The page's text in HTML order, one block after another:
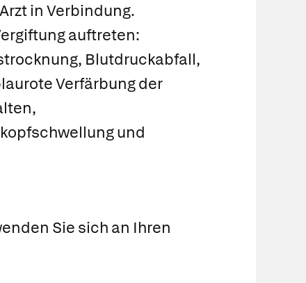
in Verbindung.
auftreten:
Blutdruckabfall,
Verfärbung der
und
Sie sich an Ihren